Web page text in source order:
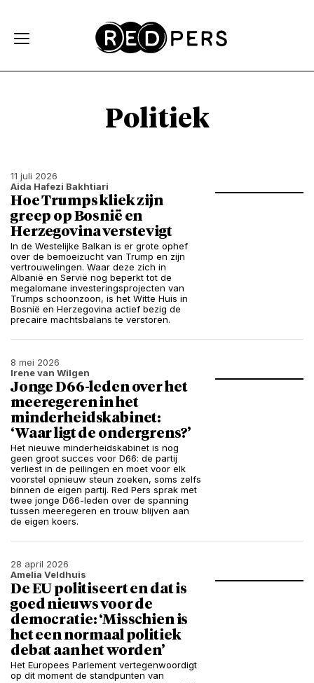
Politiek
11 juli 2026
Aida Hafezi Bakhtiari
Hoe Trumps kliek zijn
greep op Bosnië en
Herzegovina verstevigt
In de Westelijke Balkan is er grote ophef
over de bemoeizucht van Trump en zijn
vertrouwelingen. Waar deze zich in
Albanië en Servië nog beperkt tot de
megalomane investeringsprojecten van
Trumps schoonzoon, is het Witte Huis in
Bosnië en Herzegovina actief bezig de
precaire machtsbalans te verstoren.
8 mei 2026
Irene van Wilgen
Jonge D66-leden over het
meeregeren in het
minderheidskabinet:
‘Waar ligt de ondergrens?’
Het nieuwe minderheidskabinet is nog
geen groot succes voor D66: de partij
verliest in de peilingen en moet voor elk
voorstel opnieuw steun zoeken, soms zelfs
binnen de eigen partij. Red Pers sprak met
twee jonge D66-leden over de spanning
tussen meeregeren en trouw blijven aan
de eigen koers.
28 april 2026
Amelia Veldhuis
De EU politiseert en dat is
goed nieuws voor de
democratie: ‘Misschien is
het een normaal politiek
debat aan het worden’
Het Europees Parlement vertegenwoordigt
op dit moment de standpunten van